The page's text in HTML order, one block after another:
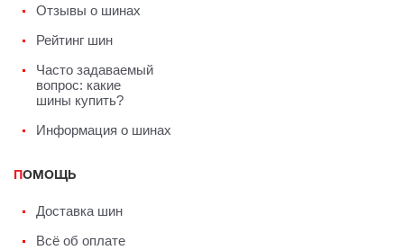
Отзывы о шинах
Рейтинг шин
Часто задаваемый
вопрос: какие
шины купить?
Информация о шинах
ПОМОЩЬ
Доставка шин
Всё об оплате